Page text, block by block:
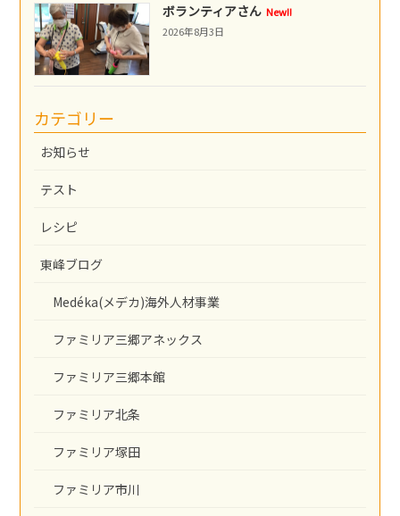
ボランティアさん New!!
2026年8月3日
カテゴリー
お知らせ
テスト
レシピ
東峰ブログ
Medéka(メデカ)海外人材事業
ファミリア三郷アネックス
ファミリア三郷本館
ファミリア北条
ファミリア塚田
ファミリア市川